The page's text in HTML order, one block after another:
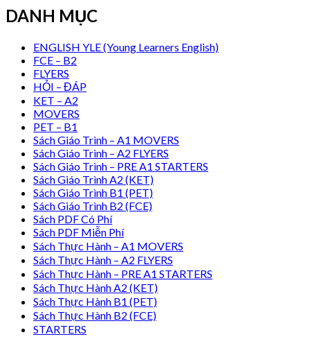
DANH MỤC
ENGLISH YLE (Young Learners English)
FCE – B2
FLYERS
HỎI – ĐÁP
KET – A2
MOVERS
PET – B1
Sách Giáo Trình – A1 MOVERS
Sách Giáo Trình – A2 FLYERS
Sách Giáo Trình – PRE A1 STARTERS
Sách Giáo Trình A2 (KET)
Sách Giáo Trình B1 (PET)
Sách Giáo Trình B2 (FCE)
Sách PDF Có Phí
Sách PDF Miễn Phí
Sách Thực Hành – A1 MOVERS
Sách Thực Hành – A2 FLYERS
Sách Thực Hành – PRE A1 STARTERS
Sách Thực Hành A2 (KET)
Sách Thực Hành B1 (PET)
Sách Thực Hành B2 (FCE)
STARTERS